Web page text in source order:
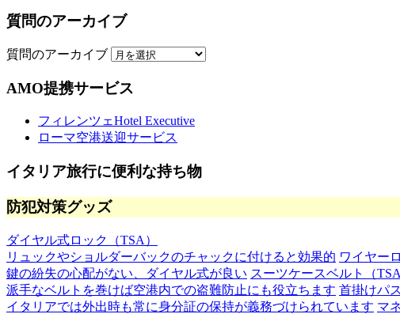
質問のアーカイブ
質問のアーカイブ
AMO提携サービス
フィレンツェHotel Executive
ローマ空港送迎サービス
イタリア旅行に便利な持ち物
防犯対策グッズ
ダイヤル式ロック（TSA）
リュックやショルダーバックのチャックに付けると効果的 ワイヤー
鍵の紛失の心配がない、ダイヤル式が良い スーツケースベルト（TSA
派手なベルトを巻けば空港内での盗難防止にも役立ちます 首掛けパ
イタリアでは外出時も常に身分証の保持が義務づけられています マ